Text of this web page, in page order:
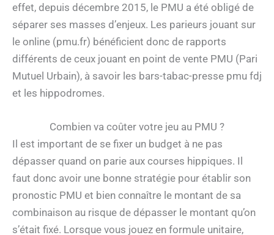
effet, depuis décembre 2015, le PMU a été obligé de
séparer ses masses d’enjeux. Les parieurs jouant sur
le online (pmu.fr) bénéficient donc de rapports
différents de ceux jouant en point de vente PMU (Pari
Mutuel Urbain), à savoir les bars-tabac-presse pmu fdj
et les hippodromes.
Combien va coûter votre jeu au PMU ?
Il est important de se fixer un budget à ne pas
dépasser quand on parie aux courses hippiques. Il
faut donc avoir une bonne stratégie pour établir son
pronostic PMU et bien connaître le montant de sa
combinaison au risque de dépasser le montant qu’on
s’était fixé. Lorsque vous jouez en formule unitaire,